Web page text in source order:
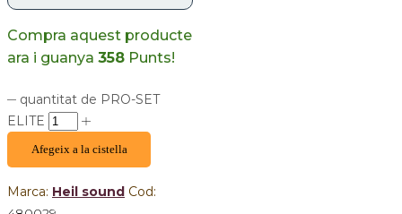
Compra aquest producte
ara i guanya 358 Punts!
quantitat de PRO-SET
ELITE
Afegeix a la cistella
Marca: Heil sound Cod: